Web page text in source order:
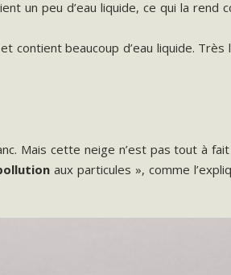
un peu d’eau liquide, ce qui la rend
beaucoup d’eau liquide.
Mais cette neige n’est pas tout à
aux particules », comme